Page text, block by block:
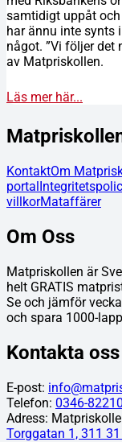
samtidigt uppåt
har ännu inte synts
något. ”Vi följer det
av Matpriskollen.
Läs mer här...
KontaktOm
portal
villkorMataffärer
Om Oss
Matpriskollen är
helt GRATIS
Se och jämför
och spara 1000-
Kontakta oss
E-post:
Telefon: 0346-82210
Adress:
Torggatan 1, 311